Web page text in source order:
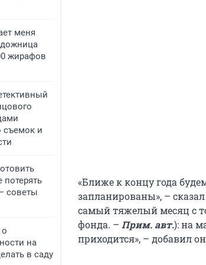
меня
жирафов
съемок и
потерять
советы
на
в саду
«Ближе к концу года
запланированы», –
самый тяжелый месяц с
фонда. – Прим. авт.): на
приходится», – добавил